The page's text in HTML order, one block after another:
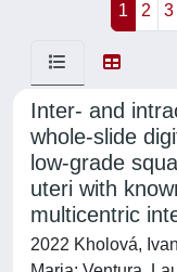
1
2 3
Inter- and
whole-slide
low-grade
uteri with
multicentric
2022 Kholová,